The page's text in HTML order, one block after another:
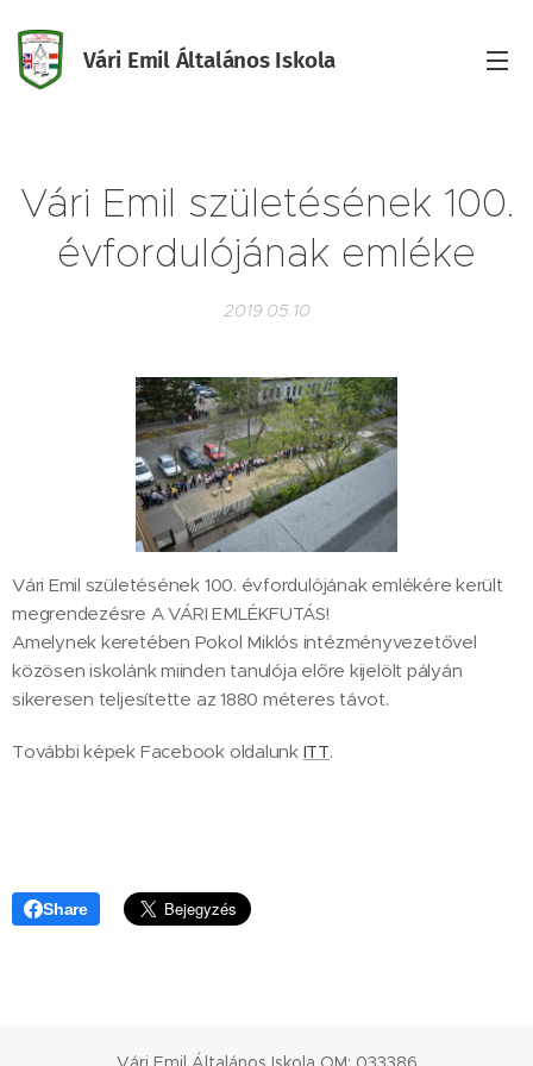
Vári Emil Általános Iskola
Vári Emil születésének 100.
évfordulójának emléke
2019.05.10
Vári Emil születésének 100. évfordulójának emlékére került
megrendezésre A VÁRI EMLÉKFUTÁS!
Amelynek keretében Pokol Miklós intézményvezetővel
közösen iskolánk miinden tanulója előre kijelölt pályán
sikeresen teljesítette az 1880 méteres távot.
További képek Facebook oldalunk ITT.
Share